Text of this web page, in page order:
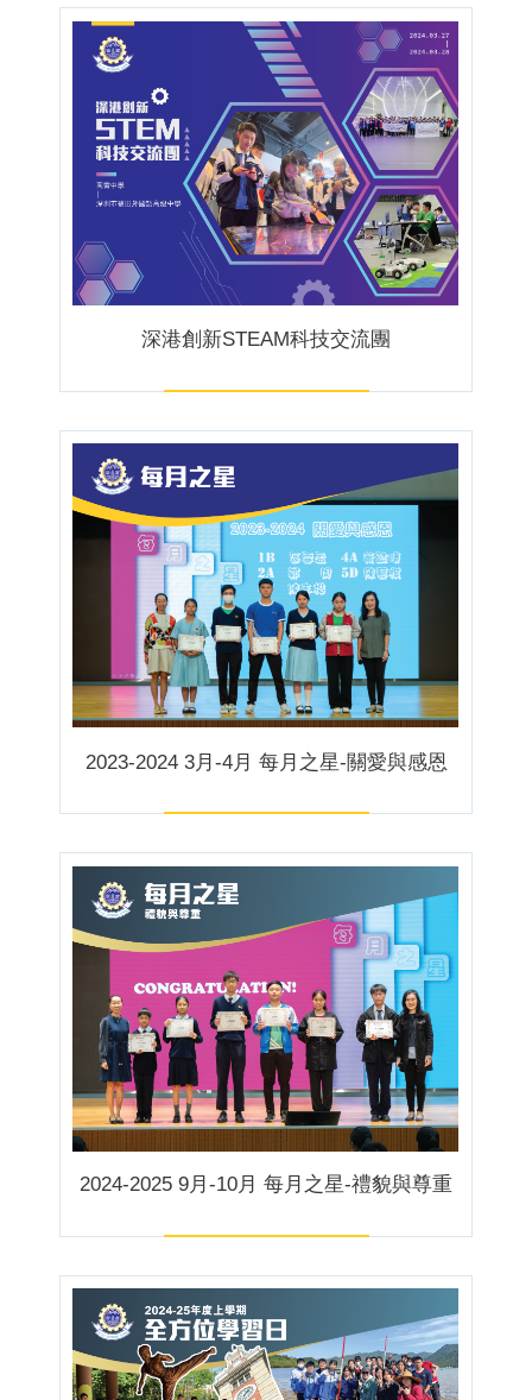
深港創新STEAM科技交流團
2023-2024 3月-4月 每月之星-關愛與感恩
2024-2025 9月-10月 每月之星-禮貌與尊重